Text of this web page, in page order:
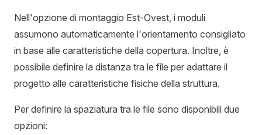
Nell'opzione di montaggio Est-Ovest, i moduli
assumono automaticamente l'orientamento consigliato
in base alle caratteristiche della copertura. Inoltre, è
possibile definire la distanza tra le file per adattare il
progetto alle caratteristiche fisiche della struttura.
Per definire la spaziatura tra le file sono disponibili due
opzioni: